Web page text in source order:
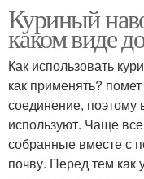
Куриный
каком виде
Как использовать
как применять?
соединение, поэтому
используют. Чаще
собранные вместе с
почву. Перед тем